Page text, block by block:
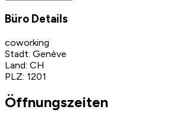
Büro Details
coworking
Stadt: Genève
Land: CH
PLZ: 1201
Öffnungszeiten